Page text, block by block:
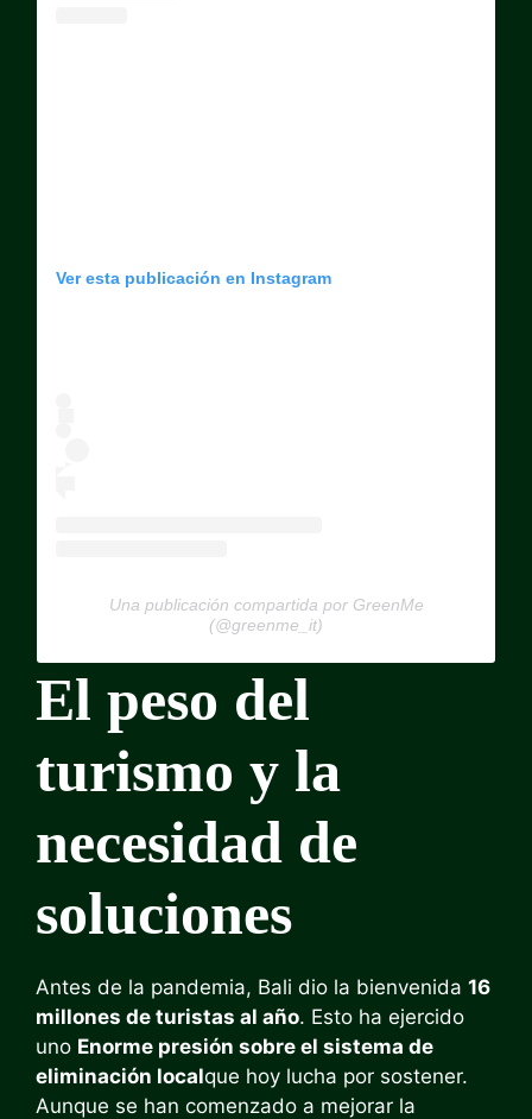
Ver esta publicación en Instagram
Una publicación compartida por GreenMe
(@greenme_it)
El peso del
turismo y la
necesidad de
soluciones
Antes de la pandemia, Bali dio la bienvenida 16
millones de turistas al año. Esto ha ejercido
uno Enorme presión sobre el sistema de
eliminación localque hoy lucha por sostener.
Aunque se han comenzado a mejorar la